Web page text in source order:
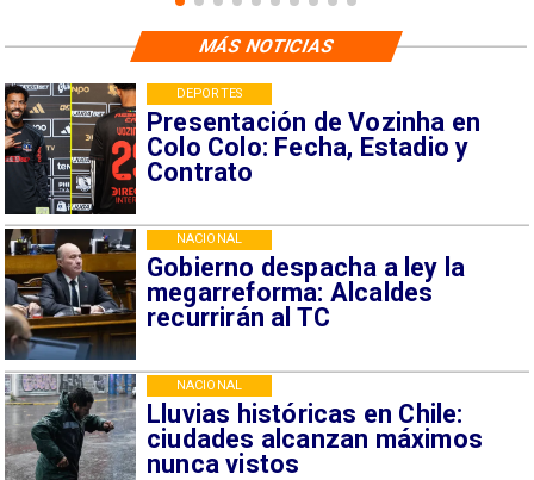
Presentación de Vozinha en
Colo Colo: Fecha, Estadio y
Contrato
DEPORTES
Gobierno despacha a ley la
megarreforma: Alcaldes
recurrirán al TC
NACIONAL
Lluvias históricas en Chile:
ciudades alcanzan máximos
nunca vistos
NACIONAL
MÁS NOTICIAS